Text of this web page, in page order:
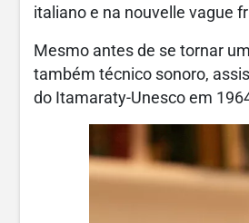
italiano e na nouvelle vague
Mesmo antes de se tornar
também técnico sonoro,
do Itamaraty-Unesco em